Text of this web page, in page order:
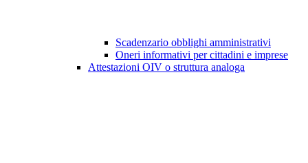
Scadenzario obblighi amministrativi
Oneri informativi per cittadini e imprese
Attestazioni OIV o struttura analoga